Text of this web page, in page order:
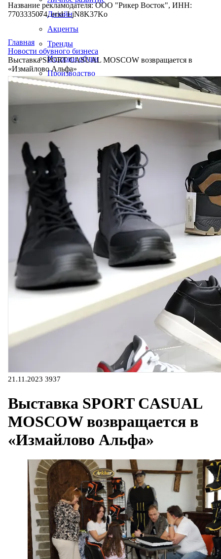
Дизайн
Акценты
Тренды
Истории обуви
Производство
Название рекламодателя: ООО "Рикер Восток", ИНН:
7703335074, erid: LjN8K37Ko
Главная
Новости обувного бизнеса
Выставка SPORT CASUAL MOSCOW возвращается в
«Измайлово Альфа»
21.11.2023 3937
Выставка SPORT CASUAL
MOSCOW возвращается в
«Измайлово Альфа»